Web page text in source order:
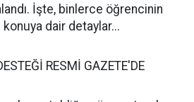
İşte, binlerce öğrencinin
konuya dair detaylar...
RESMİ GAZETE'DE